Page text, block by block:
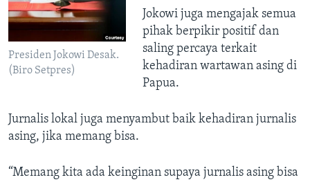
Presiden Jokowi Desak.
(Biro Setpres)
Jokowi juga mengajak semua
pihak berpikir positif dan
saling percaya terkait
kehadiran wartawan asing di
Papua.
Jurnalis lokal juga menyambut baik kehadiran jurnalis
asing, jika memang bisa.
“Memang kita ada keinginan supaya jurnalis asing bisa